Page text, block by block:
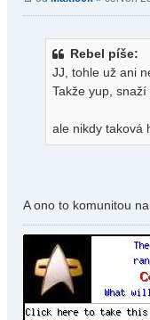
Rebel píše:
JJ, tohle už ani
Takže yup,
ale nikdy taková
A ono to komunitou